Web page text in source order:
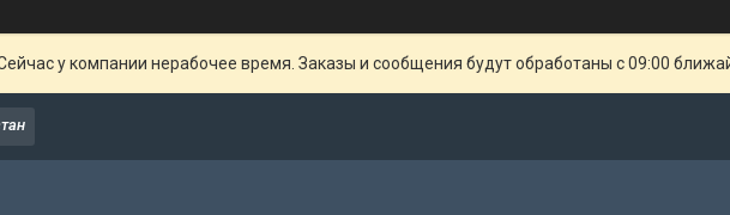
у компании нерабочее время. Заказы и сообщения будут обработаны с 09:00